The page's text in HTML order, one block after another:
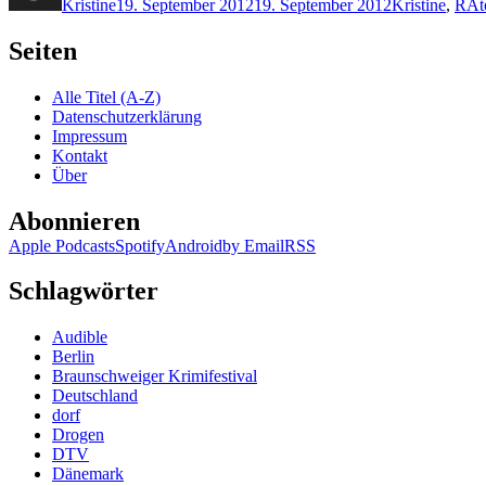
Kristine19. September 201219. September 2012Kristine, R
Seiten
Alle Titel (A-Z)
Datenschutzerklärung
Impressum
Kontakt
Über
Abonnieren
Apple PodcastsSpotifyAndroidby EmailRSS
Schlagwörter
Audible
Berlin
Braunschweiger Krimifestival
Deutschland
dorf
Drogen
DTV
Dänemark